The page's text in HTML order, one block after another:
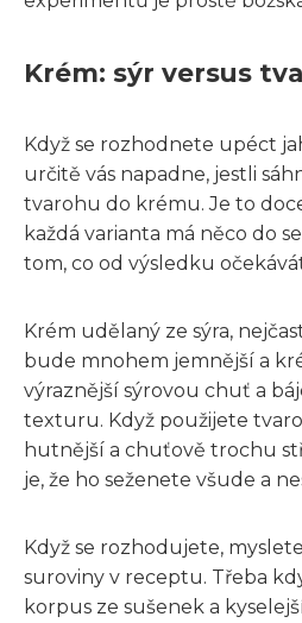
Krém: sýr versus
Když se rozhodnete upéct
určitě vás napadne, jestli
tvarohu do krému. Je to
každá varianta má něco do
tom, co od výsledku
Krém udělaný ze sýra,
bude mnohem jemnější a
výraznější sýrovou chuť a
texturu. Když použijete
hutnější a chuťově trochu
je, že ho seženete všude a
Když se rozhodujete,
suroviny v receptu. Třeba
korpus ze sušenek a